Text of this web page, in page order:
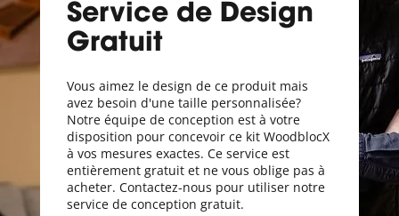
Service de Design
Gratuit
Vous aimez le design de ce produit mais
avez besoin d'une taille personnalisée?
Notre équipe de conception est à votre
disposition pour concevoir ce kit WoodblocX
à vos mesures exactes. Ce service est
entièrement gratuit et ne vous oblige pas à
acheter. Contactez-nous pour utiliser notre
service de conception gratuit.